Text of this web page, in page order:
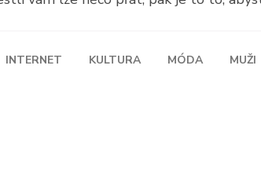
INTERNET KULTURA MÓDA MUŽI